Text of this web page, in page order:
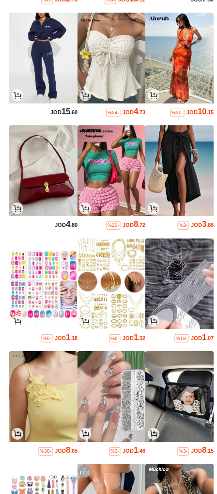
JOD10.15
%30-
JOD4.73
%24-
JOD15.60
JOD3.88
%3-
JOD8.72
%20-
JOD4.80
JOD1.07
%18-
JOD1.32
%6-
JOD1.18
%9-
JOD8.15
%3-
JOD1.46
%3-
JOD8.05
%30-